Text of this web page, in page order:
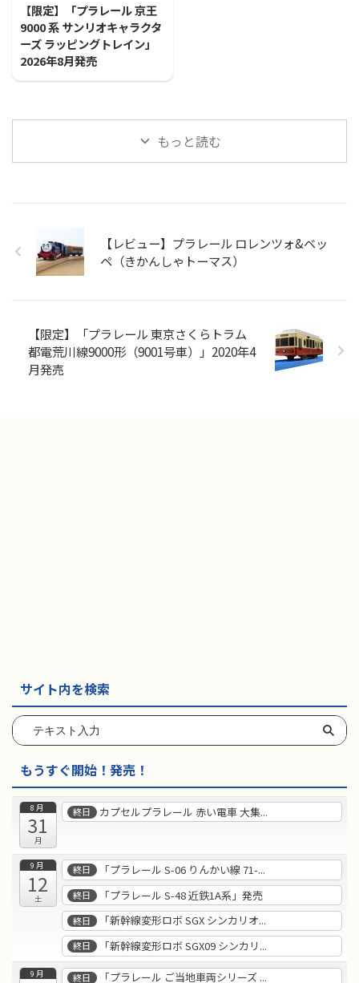
【限定】「プラレール 京王
9000 系 サンリオキャラクタ
ーズ ラッピングトレイン」
2026年8月発売
もっと読む
【レビュー】プラレール ロレンツォ&ベッ
ペ（きかんしゃトーマス）
【限定】「プラレール 東京さくらトラム
都電荒川線9000形（9001号車）」2020年4
月発売
サイト内を検索
もうすぐ開始！発売！
8月
31
月
終日 カプセルプラレール 赤い電車 大集...
9月
12
土
終日 「プラレール S-06 りんかい線 71-...
終日 「プラレール S-48 近鉄1A系」発売
終日 「新幹線変形ロボ SGX シンカリオ...
終日 「新幹線変形ロボ SGX09 シンカリ...
9月 終日 「プラレール ご当地車両シリーズ ...